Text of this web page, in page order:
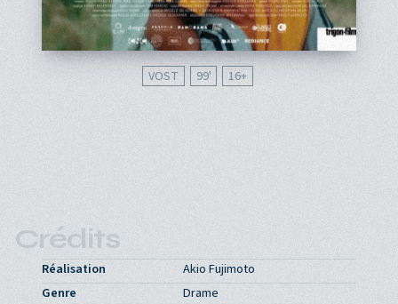
VOST 99' 16
Crédits
Réalisation
Akio Fujimoto
Genre
Drame